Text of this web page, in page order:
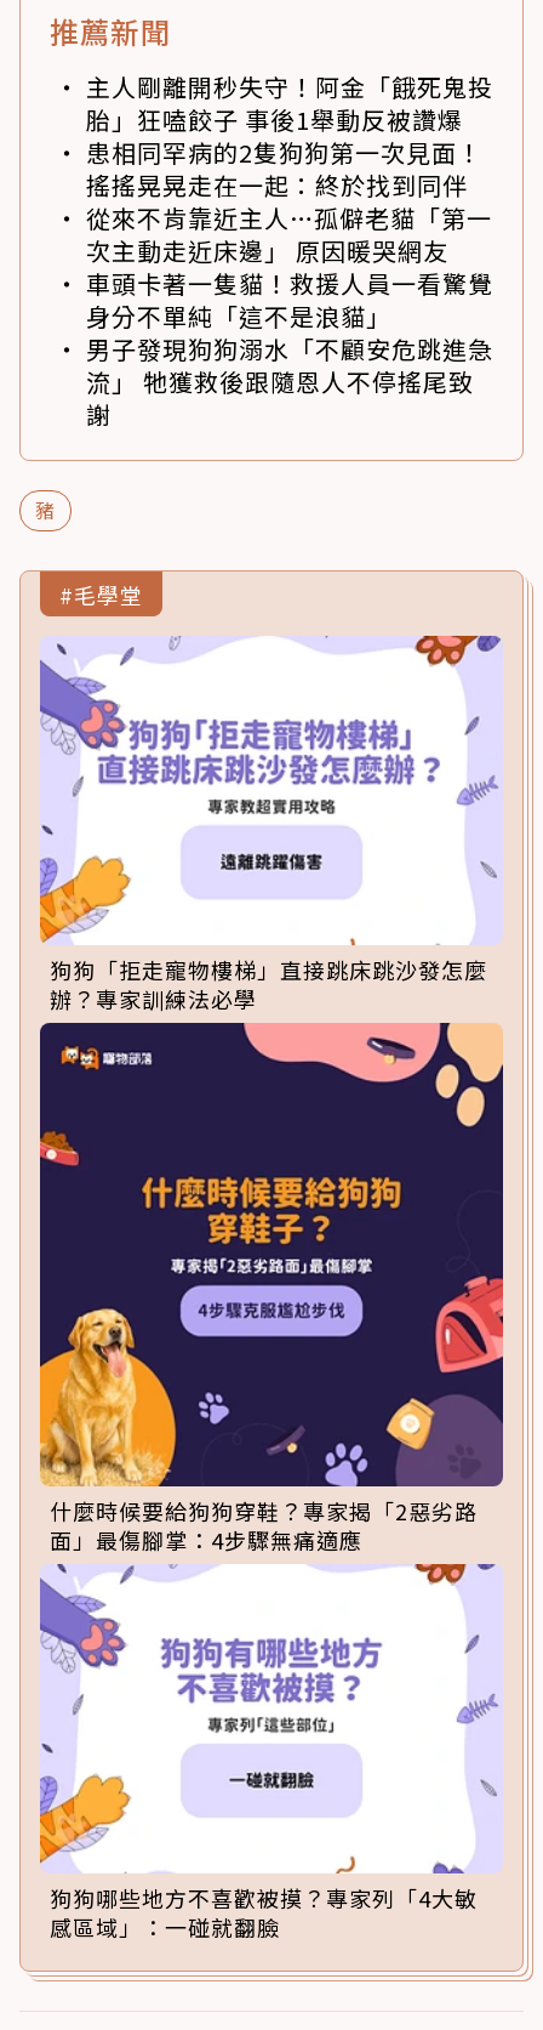
推薦新聞
主人剛離開秒失守！阿金「餓死鬼投
胎」狂嗑餃子 事後1舉動反被讚爆
患相同罕病的2隻狗狗第一次見面！
搖搖晃晃走在一起：終於找到同伴
從來不肯靠近主人…孤僻老貓「第一
次主動走近床邊」 原因暖哭網友
車頭卡著一隻貓！救援人員一看驚覺
身分不單純「這不是浪貓」
男子發現狗狗溺水「不顧安危跳進急
流」 牠獲救後跟隨恩人不停搖尾致
謝
豬
#毛學堂
狗狗「拒走寵物樓梯」直接跳床跳沙發怎麼
辦？專家訓練法必學
什麼時候要給狗狗穿鞋？專家揭「2惡劣路
面」最傷腳掌：4步驟無痛適應
狗狗哪些地方不喜歡被摸？專家列「4大敏
感區域」：一碰就翻臉